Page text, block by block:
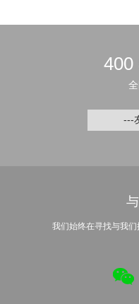
400
我们始终在寻找与我